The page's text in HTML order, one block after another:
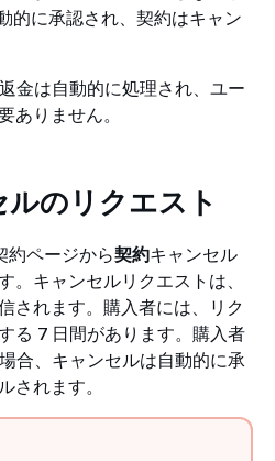
的に承認され、契約はキャン
金は自動的に処理され、ユー
ありません。
のリクエスト
約ページから契約キャンセル
。キャンセルリクエストは、
されます。購入者には、リク
る 7 日間があります。購入者
合、キャンセルは自動的に承
されます。